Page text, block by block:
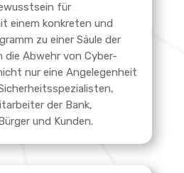
für
einem konkreten und
zu einer Säule der
die Abwehr von Cyber-
nur eine Angelegenheit
der Bank,
und Kunden.